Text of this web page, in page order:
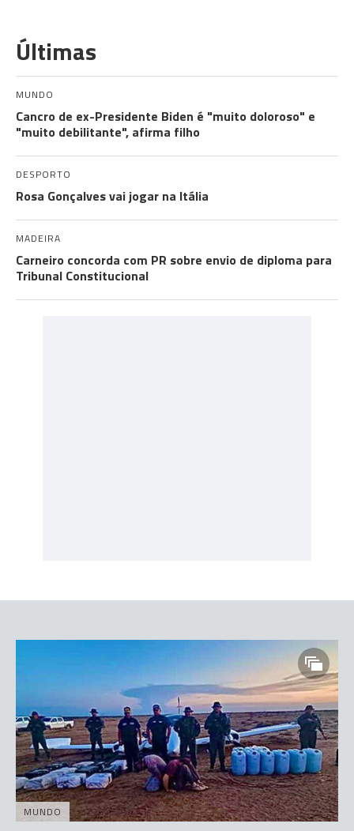
Últimas
MUNDO
Cancro de ex-Presidente Biden é "muito doloroso" e
"muito debilitante", afirma filho
DESPORTO
Rosa Gonçalves vai jogar na Itália
MADEIRA
Carneiro concorda com PR sobre envio de diploma para
Tribunal Constitucional
MUNDO